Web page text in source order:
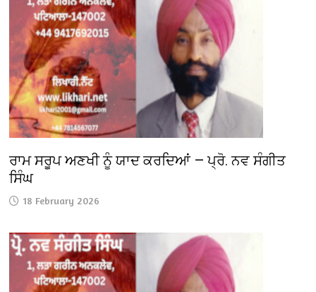
ਰਾਮ ਸਰੂਪ ਅਣਖੀ ਨੂੰ ਯਾਦ ਕਰਦਿਆਂ — ਪ੍ਰੋ. ਨਵ ਸੰਗੀਤ
ਸਿੰਘ
18 February 2026